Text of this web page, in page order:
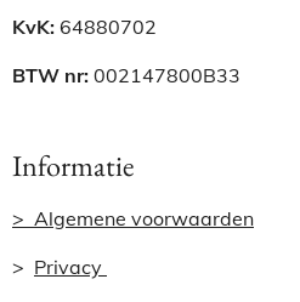
KvK: 64880702
BTW nr: 002147800B33
Informatie
> Algemene voorwaarden
> Privacy